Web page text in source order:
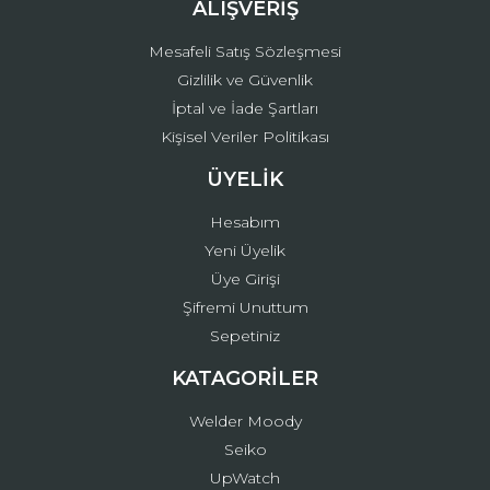
ALIŞVERİŞ
Mesafeli Satış Sözleşmesi
Gizlilik ve Güvenlik
İptal ve İade Şartları
Kişisel Veriler Politikası
ÜYELİK
Hesabım
Yeni Üyelik
Üye Girişi
Şifremi Unuttum
Sepetiniz
KATAGORİLER
Welder Moody
Seiko
UpWatch